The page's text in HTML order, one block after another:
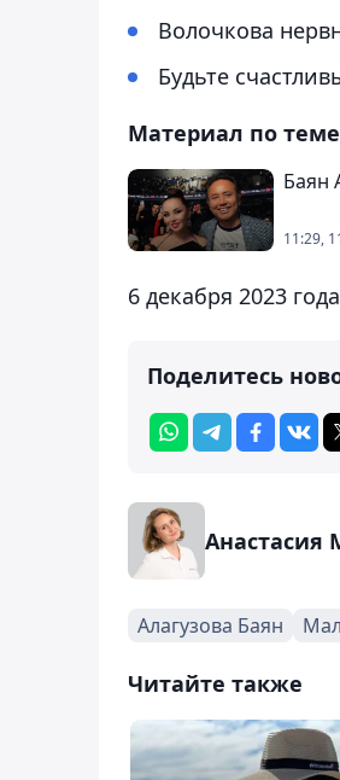
Волочкова
Будьте
Материал по теме
Баян
11:29,
6 декабря 2023
Поделитесь
Анастасия
Алагузова Баян
Читайте также